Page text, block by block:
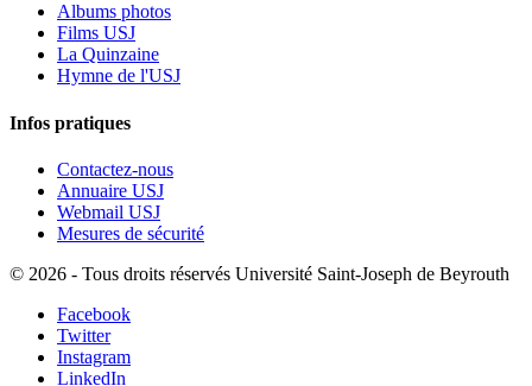
Albums photos
Films USJ
La Quinzaine
Hymne de l'USJ
Infos pratiques
Contactez-nous
Annuaire USJ
Webmail USJ
Mesures de sécurité
© 2026 - Tous droits réservés Université Saint-Joseph de Beyrouth
Facebook
Twitter
Instagram
LinkedIn